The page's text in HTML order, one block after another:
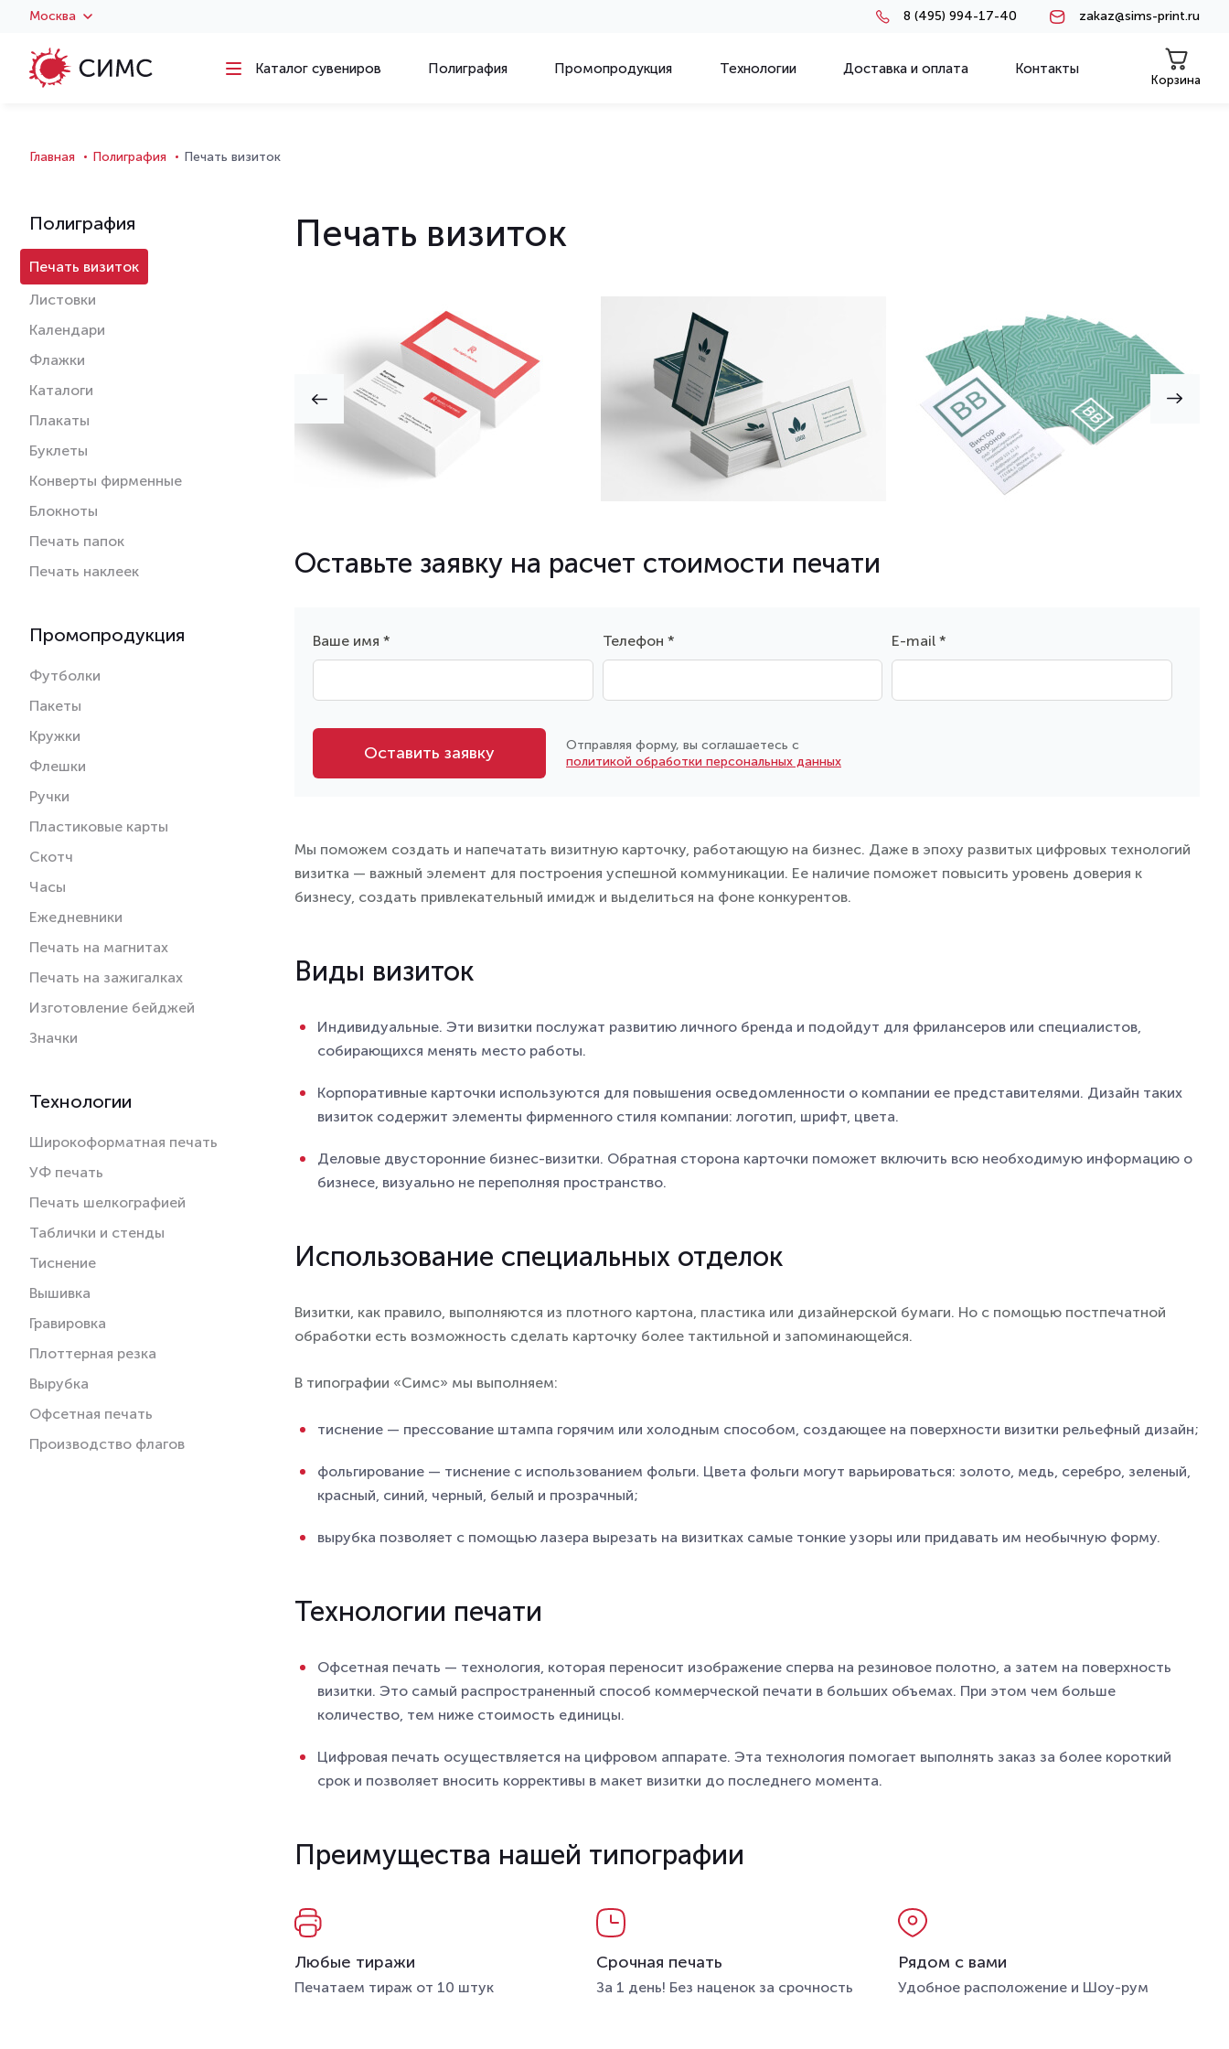
Москва 8 (495) 994-17-40 zakaz@sims-print.ru
Каталог сувениров Полиграфия Промопродукция Технологии Доставка и оплата Контакты
Корзина
Главная Полиграфия Печать визиток
Полиграфия
Печать визиток
Листовки
Календари
Флажки
Каталоги
Плакаты
Буклеты
Конверты фирменные
Блокноты
Печать папок
Печать наклеек
Промопродукция
Футболки
Пакеты
Кружки
Флешки
Ручки
Пластиковые карты
Скотч
Часы
Ежедневники
Печать на магнитах
Печать на зажигалках
Изготовление бейджей
Значки
Технологии
Широкоформатная печать
УФ печать
Печать шелкографией
Таблички и стенды
Тиснение
Вышивка
Гравировка
Плоттерная резка
Вырубка
Офсетная печать
Производство флагов
Печать визиток
Оставьте заявку на расчет стоимости печати
Ваше имя * Телефон * E-mail *
Отправляя форму, вы соглашаетесь с
политикой обработки персональных данных
Оставить заявку
Мы поможем создать и напечатать визитную карточку, работающую на бизнес. Даже в эпоху развитых цифровых технологий
визитка — важный элемент для построения успешной коммуникации. Ее наличие поможет повысить уровень доверия к
бизнесу, создать привлекательный имидж и выделиться на фоне конкурентов.
Виды визиток
Индивидуальные. Эти визитки послужат развитию личного бренда и подойдут для фрилансеров или специалистов,
собирающихся менять место работы.
Корпоративные карточки используются для повышения осведомленности о компании ее представителями. Дизайн таких
визиток содержит элементы фирменного стиля компании: логотип, шрифт, цвета.
Деловые двусторонние бизнес-визитки. Обратная сторона карточки поможет включить всю необходимую информацию о
бизнесе, визуально не переполняя пространство.
Использование специальных отделок
Визитки, как правило, выполняются из плотного картона, пластика или дизайнерской бумаги. Но с помощью постпечатной
обработки есть возможность сделать карточку более тактильной и запоминающейся.
В типографии «Симс» мы выполняем:
тиснение — прессование штампа горячим или холодным способом, создающее на поверхности визитки рельефный дизайн;
фольгирование — тиснение с использованием фольги. Цвета фольги могут варьироваться: золото, медь, серебро, зеленый,
красный, синий, черный, белый и прозрачный;
вырубка позволяет с помощью лазера вырезать на визитках самые тонкие узоры или придавать им необычную форму.
Технологии печати
Офсетная печать — технология, которая переносит изображение сперва на резиновое полотно, а затем на поверхность
визитки. Это самый распространенный способ коммерческой печати в больших объемах. При этом чем больше
количество, тем ниже стоимость единицы.
Цифровая печать осуществляется на цифровом аппарате. Эта технология помогает выполнять заказ за более короткий
срок и позволяет вносить коррективы в макет визитки до последнего момента.
Преимущества нашей типографии
Любые тиражи
Печатаем тираж от 10 штук
Срочная печать
За 1 день! Без наценок за срочность
Рядом с вами
Удобное расположение и Шоу-рум